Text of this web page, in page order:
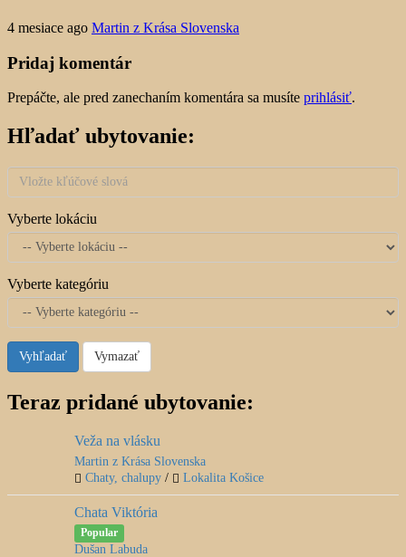
4 mesiace ago Martin z Krása Slovenska
Pridaj komentár
Prepáčte, ale pred zanechaním komentára sa musíte prihlásiť.
Hľadať ubytovanie:
Vyberte lokáciu
Vyberte kategóriu
Vyhľadať Vymazať
Teraz pridané ubytovanie:
Veža na vlásku
Martin z Krása Slovenska
Chaty, chalupy / Lokalita Košice
Chata Viktória
Popular
Dušan Labuda